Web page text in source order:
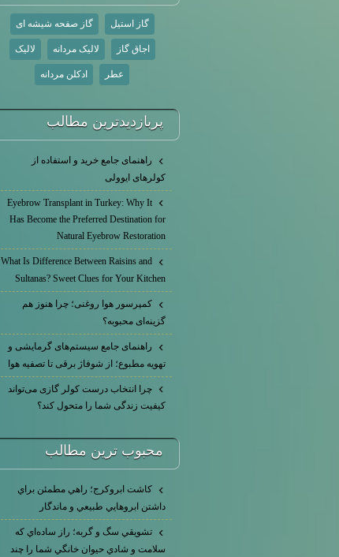
گاز استیل گاز صفحه شیشه ای
اجاق گاز لالیک مردانه لالیک
عطر ادکلن مردانه
پربازديدترين مطالب
راهنمای جامع خرید و استفاده از
کولرهای ایوولی
Eyebrow Transplant in Turkey: Why It
Has Become the Preferred Destination for
Natural Eyebrow Restoration
What Is Difference Between Raisins and
Sultanas? Sweet Clues for Your Kitchen
کمپرسور هوا روغنی؛ چرا هنوز هم
گزینه‌ای محبوبه؟
راهنمای جامع سیستم‌های گرمایشی و
تهویه مطبوع؛ از شوفاژ برقی تا تصفیه هوا
چرا انتخاب درست کولر گازی می‌تواند
کیفیت زندگی شما را متحول کند؟
محبوب ترين مطالب
كاشت ابرو‌كرج؛ راهي مطمئن براي
داشتن ابروهايي طبيعي و ماندگار
تشويقي سگ و گربه؛ راز ساده‌اي كه
سلامت و شادي حيوان خانگي شما را چند